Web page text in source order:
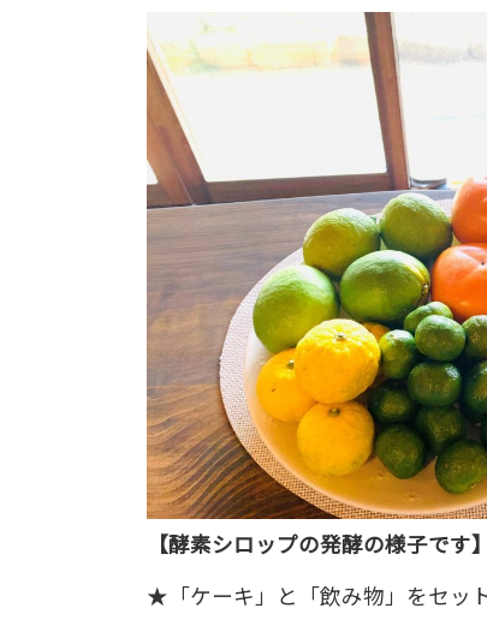
【酵素シロップの発酵の様子です】
★「ケーキ」と「飲み物」をセッ